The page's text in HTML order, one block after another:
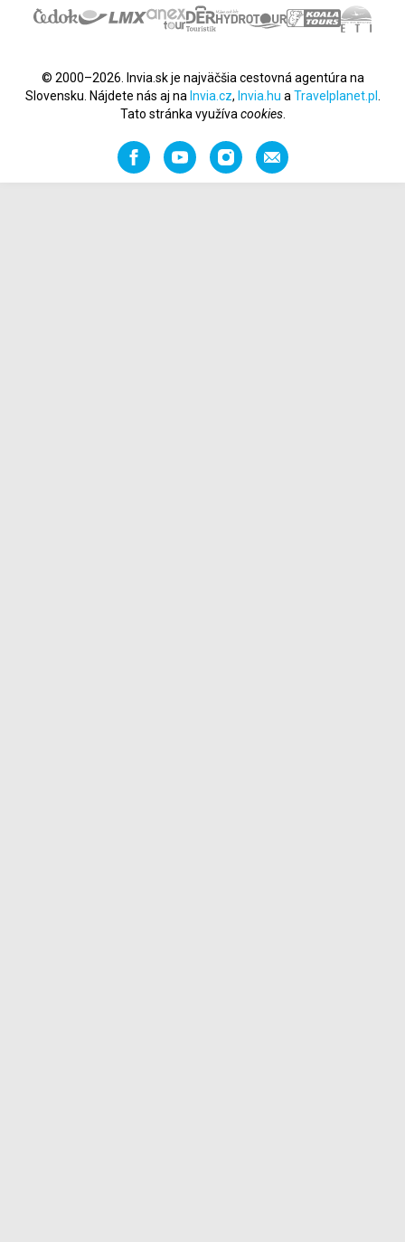
© 2000–2026. Invia.sk je najväčšia cestovná agentúra na
Slovensku. Nájdete nás aj na Invia.cz, Invia.hu a Travelplanet.pl
Tato stránka využíva cookies.
FacebookYouTubeInstagramOdporučiť